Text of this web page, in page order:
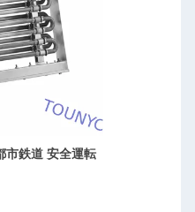
市鉄道 安全運転